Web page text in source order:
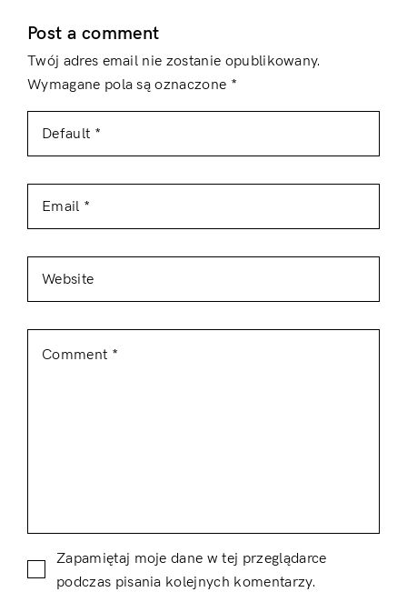
Post a comment
Twój adres email nie zostanie opublikowany.
Wymagane pola są oznaczone *
Zapamiętaj moje dane w tej przeglądarce
podczas pisania kolejnych komentarzy.